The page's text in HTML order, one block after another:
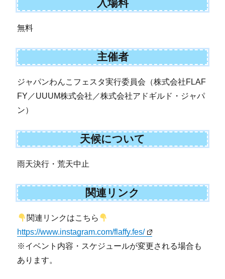
入場料
無料
主催者
ジャパンわんこフェスタ実行委員会（株式会社FLAF
FY／UUUM株式会社／株式会社アドギルド・ジャパ
ン）
天候について
雨天決行・荒天中止
関連リンク
関連リンクはこちら
https://www.instagram.com/flaffy.fes/
※イベント内容・スケジュールが変更される場合も
あります。